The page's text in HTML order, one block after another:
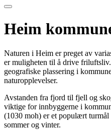
Heim
Naturen i Heim er preget av
er muligheten til å drive
geografiske plassering i
naturopplevelser.
Avstanden fra fjord til fjell og
viktige for innbyggerne i
(1030 moh) er et populært turmål
sommer og vinter.